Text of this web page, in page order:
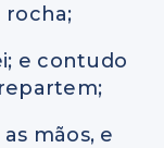
rocha;
e contudo
mãos, e